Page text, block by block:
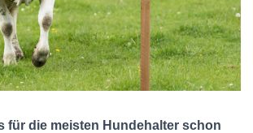
L
T
E
N
für die meisten Hundehalter schon